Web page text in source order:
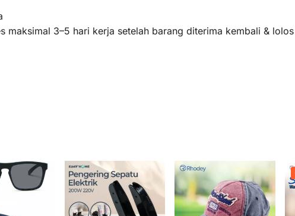
maksimal 3–5 hari kerja setelah barang diterima kembali &